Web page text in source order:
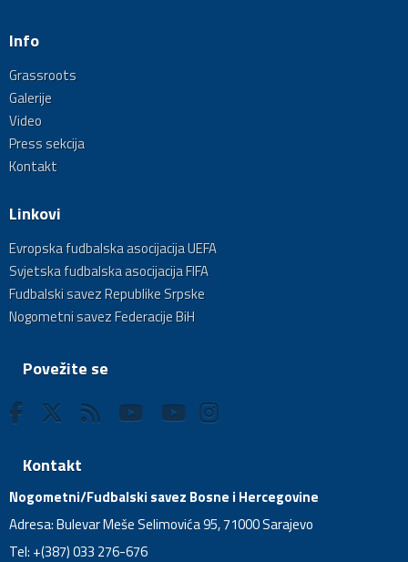
Info
Grassroots
Galerije
Video
Press sekcija
Kontakt
Linkovi
Evropska fudbalska asocijacija UEFA
Svjetska fudbalska asocijacija FIFA
Fudbalski savez Republike Srpske
Nogometni savez Federacije BiH
Povežite se
Kontakt
Nogometni/Fudbalski savez Bosne i Hercegovine
Adresa: Bulevar Meše Selimovića 95, 71000 Sarajevo
Tel: +(387) 033 276-676